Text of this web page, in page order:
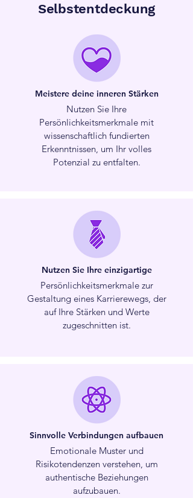
Selbstentdeckung
Meistere deine inneren Stärken
Nutzen Sie Ihre
Persönlichkeitsmerkmale mit
wissenschaftlich fundierten
Erkenntnissen, um Ihr volles
Potenzial zu entfalten.
Nutzen Sie Ihre einzigartige
Persönlichkeitsmerkmale zur
Gestaltung eines Karrierewegs, der
auf Ihre Stärken und Werte
zugeschnitten ist.
Sinnvolle Verbindungen aufbauen
Emotionale Muster und
Risikotendenzen verstehen, um
authentische Beziehungen
aufzubauen.